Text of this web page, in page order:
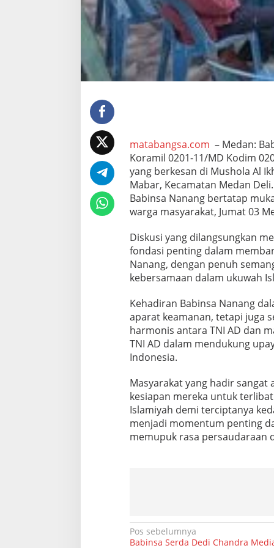
i
l
d
e
a
h
A
g
a
m
a
d
n
W
a
r
g
M
u
h
o
l
A
I
k
h
w
matabangsa.com – Medan:
Koramil 0201-11/MD Kodim
yang berkesan di Mushola Al
Mabar, Kecamatan Medan
Babinsa Nanang bertatap
warga masyarakat, Jumat 03
Diskusi yang dilangsungkan
fondasi penting dalam
Nanang, dengan penuh
kebersamaan dalam ukuwah
Kehadiran Babinsa Nanang
aparat keamanan, tetapi juga
harmonis antara TNI AD dan
TNI AD dalam mendukung
Indonesia.
Masyarakat yang hadir
kesiapan mereka untuk
Islamiyah demi terciptanya
menjadi momentum penting
memupuk rasa persaudaraan
N
Pos sebelumnya
Babinsa Serda Dedi Chandra